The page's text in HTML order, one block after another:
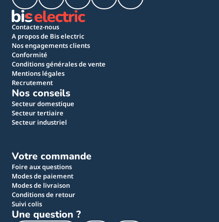
Contactez-nous
A propos de Bis electric
Nos engagements clients
Conformité
Conditions générales de vente
Mentions légales
Recrutement
Nos conseils
Secteur domestique
Secteur tertiaire
Secteur industriel
Votre commande
Foire aux questions
Modes de paiement
Modes de livraison
Conditions de retour
Suivi colis
Une question ?